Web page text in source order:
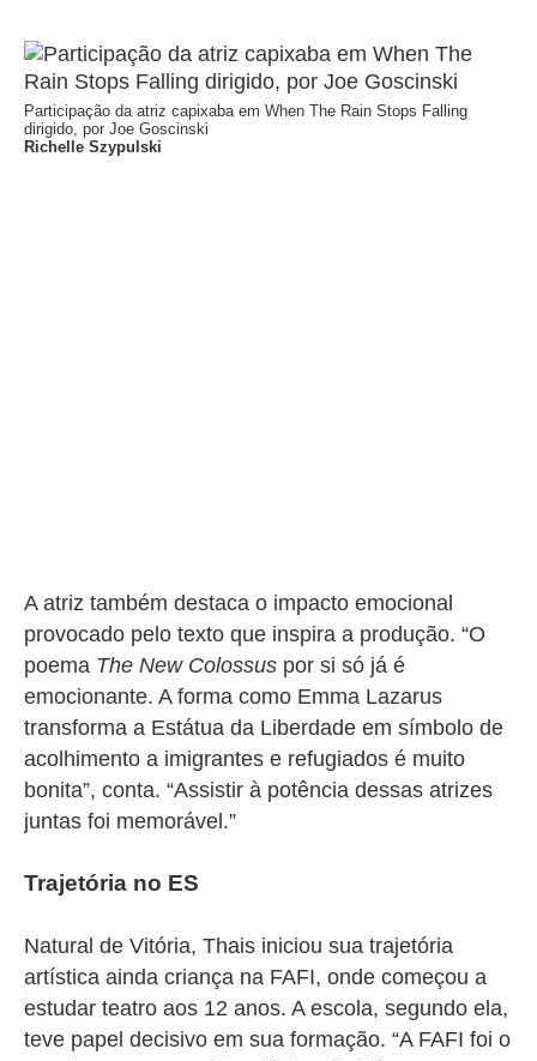
Participação da atriz capixaba em When The Rain Stops Falling
dirigido, por Joe Goscinski
Richelle Szypulski
A atriz também destaca o impacto emocional
provocado pelo texto que inspira a produção. “O
poema The New Colossus por si só já é
emocionante. A forma como Emma Lazarus
transforma a Estátua da Liberdade em símbolo de
acolhimento a imigrantes e refugiados é muito
bonita”, conta. “Assistir à potência dessas atrizes
juntas foi memorável.”
Trajetória no ES
Natural de Vitória, Thais iniciou sua trajetória
artística ainda criança na FAFI, onde começou a
estudar teatro aos 12 anos. A escola, segundo ela,
teve papel decisivo em sua formação. “A FAFI foi o